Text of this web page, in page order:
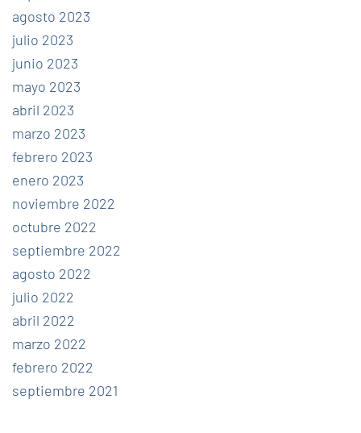
agosto 2023
julio 2023
junio 2023
mayo 2023
abril 2023
marzo 2023
febrero 2023
enero 2023
noviembre 2022
octubre 2022
septiembre 2022
agosto 2022
julio 2022
abril 2022
marzo 2022
febrero 2022
septiembre 2021